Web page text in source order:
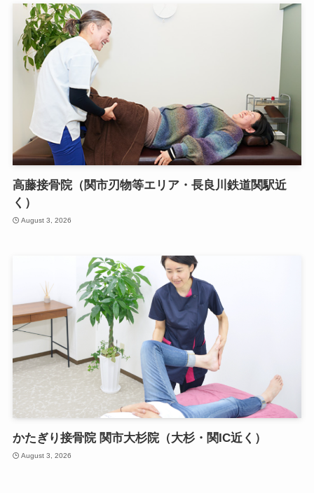
高藤接骨院（関市刃物等エリア・長良川鉄道関駅近
く）
August 3, 2026
かたぎり接骨院 関市大杉院（大杉・関IC近く）
August 3, 2026